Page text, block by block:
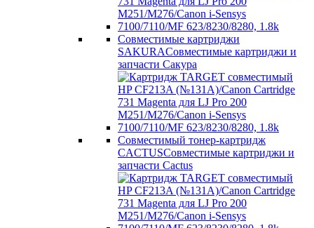
Совместимые картриджи
SAKURAСовместимые картриджи и
запчасти Сакура
Совместимый тонер-картридж
CACTUSСовместимые картриджи и
запчасти Cactus